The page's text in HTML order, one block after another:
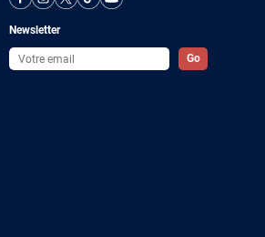
Newsletter